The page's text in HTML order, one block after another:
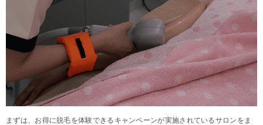
まずは、お得に脱毛を体験できるキャンペーンが実施されているサロンをま